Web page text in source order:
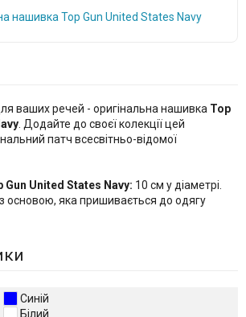
ваших речей - оригінальна нашивка Top
. Додайте до своєї колекції цей
патч всесвітньо-відомої
Gun United States Navy: 10 см у діаметрі.
основою, яка пришивається до одягу
Синій
Білий